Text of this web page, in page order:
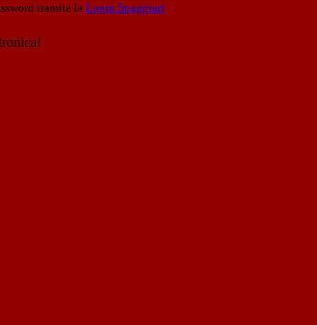
tramite la Login Spaggiari